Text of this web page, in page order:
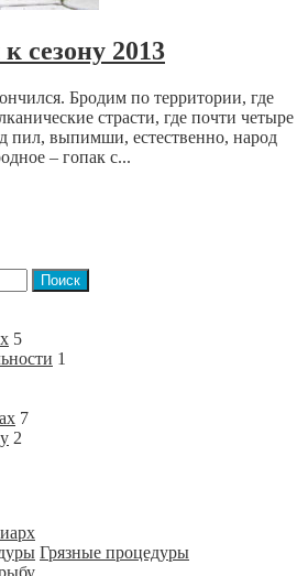
сезону 2013
Бродим по территории, где
страсти, где почти четыре
пил, выпимши, естественно, народ
– гопак с...
5
1
7
2
Грязные процедуры